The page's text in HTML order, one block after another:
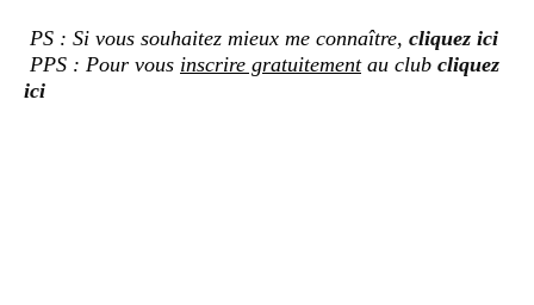
PS : Si vous souhaitez mieux me connaître, cliquez ici
PPS : Pour vous inscrire gratuitementau club cliquez
ici